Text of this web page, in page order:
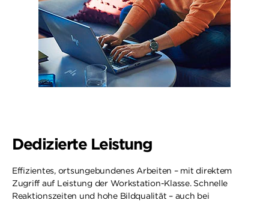
Dedizierte Leistung
Effizientes, ortsungebundenes Arbeiten – mit direktem
Zugriff auf Leistung der Workstation-Klasse. Schnelle
Reaktionszeiten und hohe Bildqualität – auch bei